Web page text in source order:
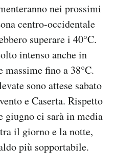
nei prossimi
centro-occidentale
superare i 40°C.
intenso anche in
fino a 38°C.
sono attese sabato
e Caserta. Rispetto
giugno ci sarà in media
il giorno e la notte,
più sopportabile.